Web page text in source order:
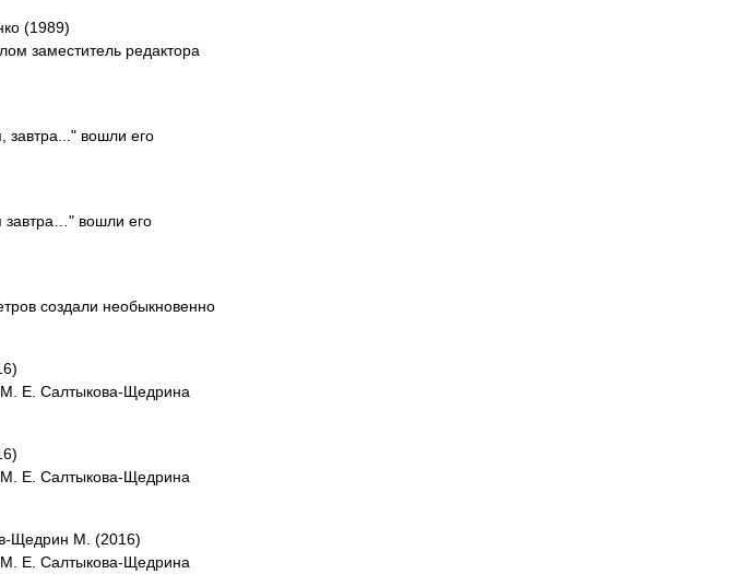
(1989)
заместитель редактора
завтра..." вошли его
завтра…" вошли его
создали необыкновенно
М. Е. Салтыкова-Щедрина
М. Е. Салтыкова-Щедрина
Щедрин М. (2016)
М. Е. Салтыкова-Щедрина